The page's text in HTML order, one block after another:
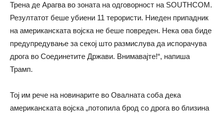
Трена де Арагва во зоната на одговорност на SOUTHCOM.
Резултатот беше убиени 11 терористи. Ниеден припадник
на американската војска не беше повреден. Нека ова биде
предупредување за секој што размислува да испорачува
дрога во Соединетите Држави. Внимавајте!“, напиша
Трамп.
Тој им рече на новинарите во Овалната соба дека
американската војска „потопила брод со дрога во близина